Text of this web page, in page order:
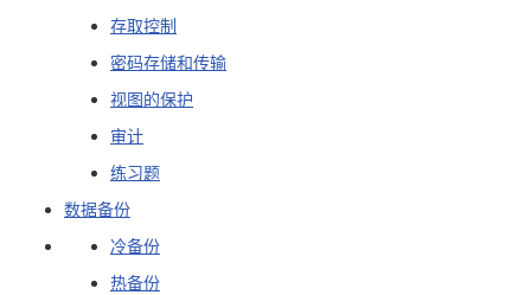
博
的
我
存取控制
密码存储和传输
视图的保护
审计
练习题
数据备份
冷备份
热备份